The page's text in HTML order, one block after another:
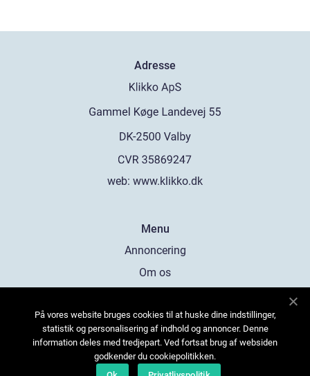
Adresse
web: www.klikko.dk
Menu
Annoncering
Om os
Kontakt os
Sitemap
På vores website bruges cookies til at huske dine indstillinger,
statistik og personalisering af indhold og annoncer. Denne
information deles med tredjepart. Ved fortsat brug af websiden
godkender du cookiepolitikken.